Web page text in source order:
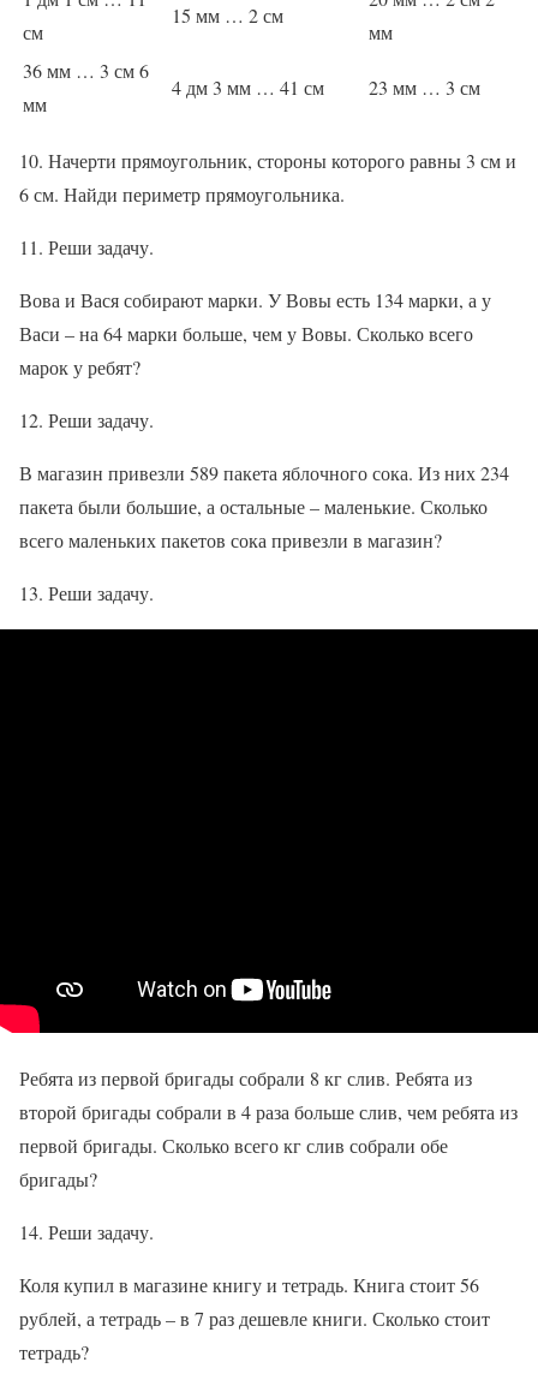
см
15 мм … 2 см
мм
36 мм … 3 см 6
мм
4 дм 3 мм … 41 см 23 мм … 3 см
10. Начерти прямоугольник, стороны которого равны 3 см и
6 см. Найди периметр прямоугольника.
11. Реши задачу.
Вова и Вася собирают марки. У Вовы есть 134 марки, а у
Васи – на 64 марки больше, чем у Вовы. Сколько всего
марок у ребят?
12. Реши задачу.
В магазин привезли 589 пакета яблочного сока. Из них 234
пакета были большие, а остальные – маленькие. Сколько
всего маленьких пакетов сока привезли в магазин?
13. Реши задачу.
Ребята из первой бригады собрали 8 кг слив. Ребята из
второй бригады собрали в 4 раза больше слив, чем ребята из
первой бригады. Сколько всего кг слив собрали обе
бригады?
14. Реши задачу.
Коля купил в магазине книгу и тетрадь. Книга стоит 56
рублей, а тетрадь – в 7 раз дешевле книги. Сколько стоит
тетрадь?